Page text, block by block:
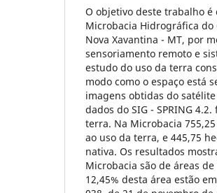
O objetivo deste trabalho
Microbacia Hidrográfica
Nova Xavantina - MT, por
sensoriamento remoto e
estudo do uso da terra
modo como o espaço está
imagens obtidas do
dados do SIG - SPRING
terra. Na Microbacia
ao uso da terra, e 445,75
nativa. Os resultados
Microbacia são de áreas
12,45% desta área estão